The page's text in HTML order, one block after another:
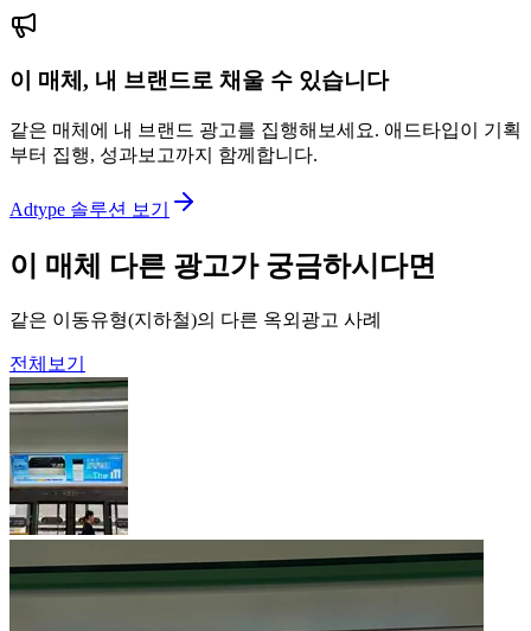
이 매체, 내 브랜드로 채울 수 있습니다
같은 매체에 내 브랜드 광고를 집행해보세요. 애드타입이 기획
부터 집행, 성과보고까지 함께합니다.
Adtype 솔루션 보기
이 매체 다른 광고가 궁금하시다면
같은 이동유형(지하철)의 다른 옥외광고 사례
전체보기